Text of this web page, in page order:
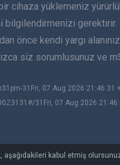
aşağıdakileri kabul etmiş
cihaza yüklemeniz
bilgilendirmenizi
önce kendi yargı
siz sorumlusunuz ve
31Fri, 07 Aug 2026 21:46:31
31Fri, 07 Aug 2026